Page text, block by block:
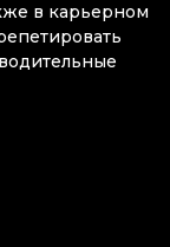
в карьерном